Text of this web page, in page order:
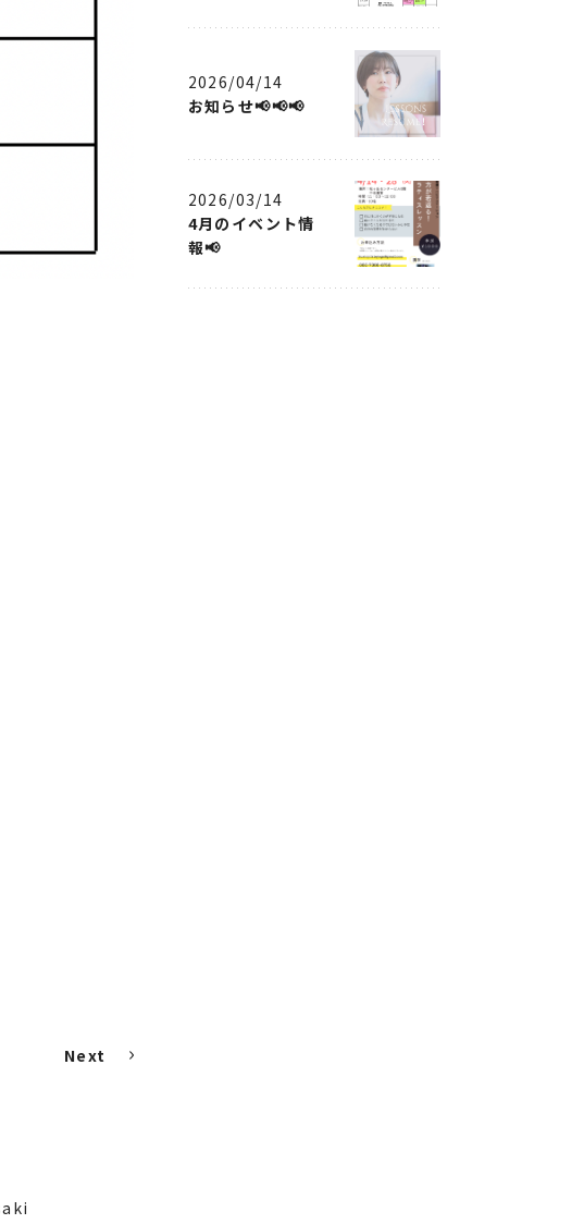
Next
2026/04/14
お知らせ📢📢📢
2026/03/14
4月のイベント情
報📢